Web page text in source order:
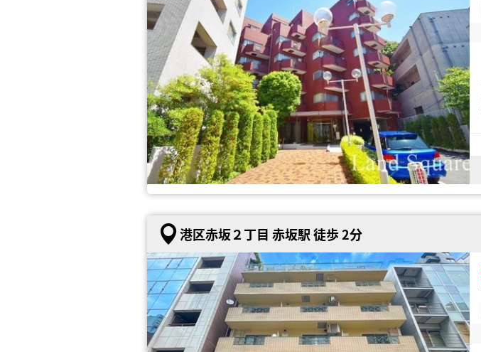
港区赤坂２丁目 赤坂駅 徒歩 2分